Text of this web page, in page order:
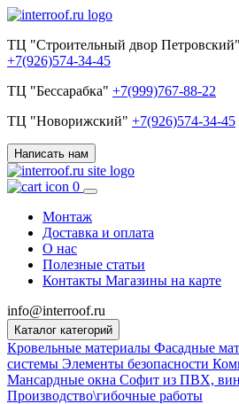
ТЦ "Строительный двор Петровский"
+7(926)574-34-45
ТЦ "Бессарабка" +7(999)767-88-22
ТЦ "Новорижский" +7(926)574-34-45
Написать нам
0
Монтаж
Доставка и оплата
О нас
Полезные статьи
Контакты Магазины на карте
info@interroof.ru
Каталог категорий
Кровельные материалы Фасадные
системы Элементы безопасности
Мансардные окна Софит из ПВХ,
Производство\гибочные работы